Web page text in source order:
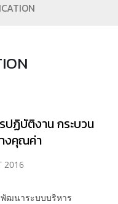
ปฏิบัติงาน กระบวน
งคุณค่า
2016
ฒนาระบบบริหาร